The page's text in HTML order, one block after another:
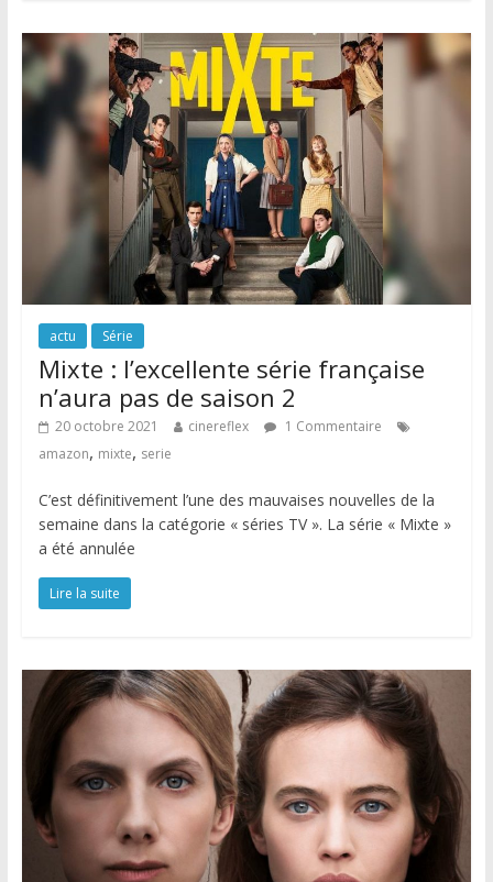
actu Série
Mixte : l’excellente série française
n’aura pas de saison 2
20 octobre 2021 cinereflex
1 Commentaire
amazon, mixte, serie
C’est définitivement l’une des mauvaises nouvelles de la
semaine dans la catégorie « séries TV ». La série « Mixte »
a été annulée
Lire la suite